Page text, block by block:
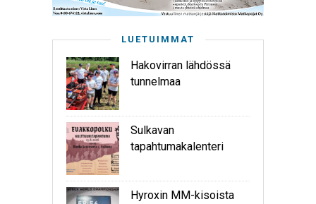
LUETUIMMAT
Hakovirran lähdössä
tunnelmaa
Sulkavan
tapahtumakalenteri
Hyroxin MM-kisoista